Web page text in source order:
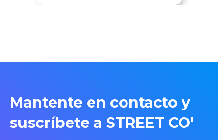
Mantente en contacto y
suscríbete a STREET CO'